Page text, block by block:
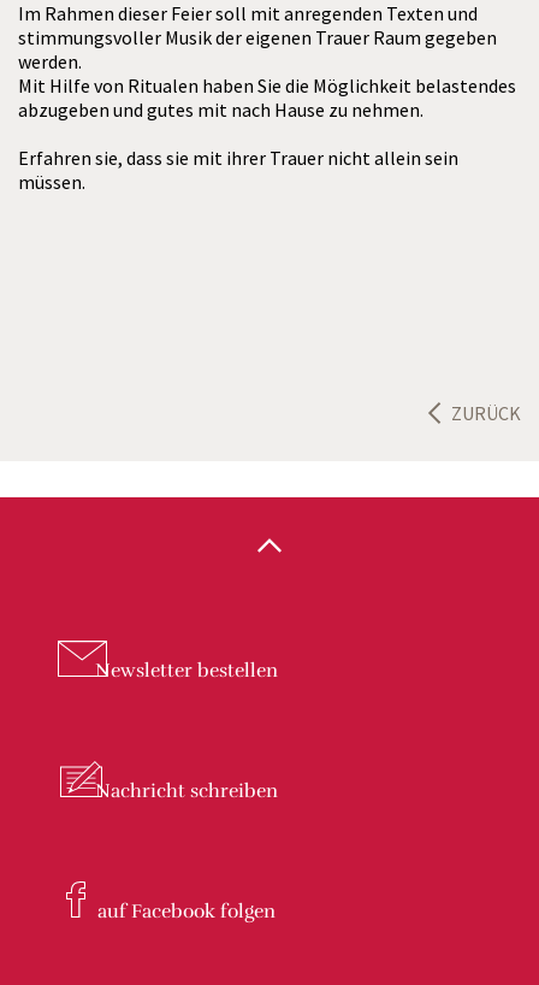
Im Rahmen dieser Feier soll mit anregenden Texten und
stimmungsvoller Musik der eigenen Trauer Raum gegeben
werden.
Mit Hilfe von Ritualen haben Sie die Möglichkeit belastendes
abzugeben und gutes mit nach Hause zu nehmen.
Erfahren sie, dass sie mit ihrer Trauer nicht allein sein
müssen.
ZURÜCK
Newsletter bestellen
Nachricht schreiben
auf Facebook folgen